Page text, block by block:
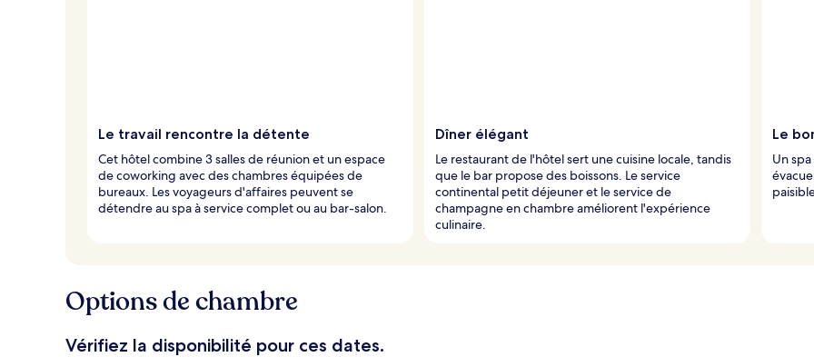
Le travail rencontre la détente
Cet hôtel combine 3 salles de réunion et un espace
de coworking avec des chambres équipées de
bureaux. Les voyageurs d'affaires peuvent se
détendre au spa à service complet ou au bar-salon.
Dîner élégant
Le restaurant de l'hôtel sert une cuisine locale, tandis
que le bar propose des boissons. Le service
continental petit déjeuner et le service de
champagne en chambre améliorent l'expérience
culinaire.
Le
Un
Options de chambre
Vérifiez la disponibilité pour ces dates.